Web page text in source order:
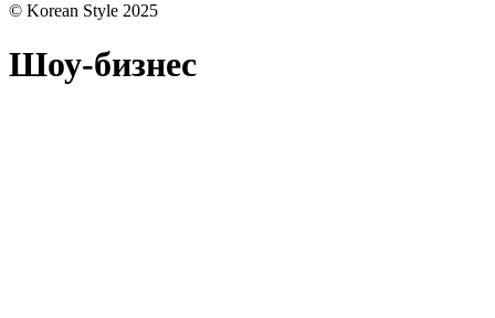
© Korean Style 2025
Шоу-бизнес